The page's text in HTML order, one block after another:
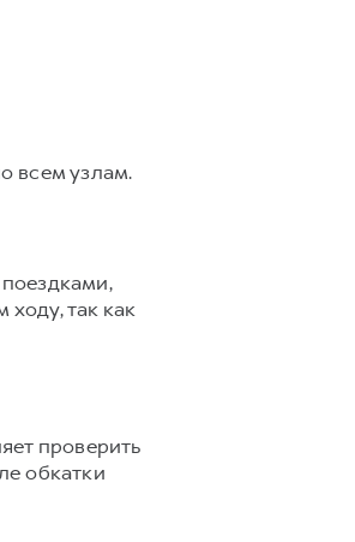
всем узлам.
так как
проверить
обкатки